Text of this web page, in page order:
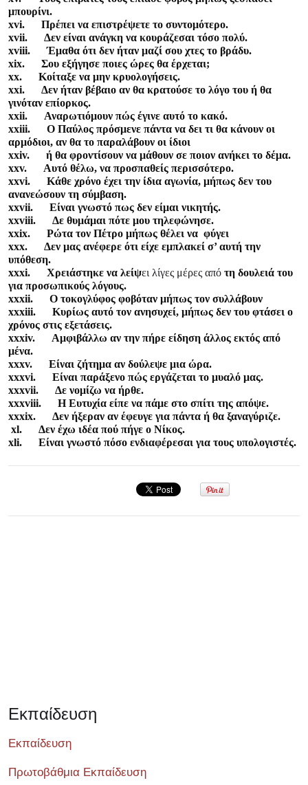
μπουρίνι.
xvi. Πρέπει να επιστρέψετε το συντομότερο.
xvii. Δεν είναι ανάγκη να κουράζεσαι τόσο πολύ.
xviii. Έμαθα ότι δεν ήταν μαζί σου χτες το βράδυ.
xix. Σου εξήγησε ποιες ώρες θα έρχεται;
xx. Κοίταξε να μην κρυολογήσεις.
xxi. Δεν ήταν βέβαιο αν θα κρατούσε το λόγο του ή θα
γινόταν επίορκος.
xxii. Αναρωτιόμουν πώς έγινε αυτό το κακό.
xxiii. Ο Παύλος πρόσμενε πάντα να δει τι θα κάνουν οι
αρμόδιοι, αν θα το παραλάβουν οι ίδιοι
xxiv. ή θα φροντίσουν να μάθουν σε ποιον ανήκει το δέμα.
xxv. Αυτό θέλω, να προσπαθείς περισσότερο.
xxvi. Κάθε χρόνο έχει την ίδια αγωνία, μήπως δεν του
ανανεώσουν τη σύμβαση.
xxvii. Είναι γνωστό πως δεν είμαι νικητής.
xxviii. Δε θυμάμαι πότε μου τηλεφώνησε.
xxix. Ρώτα τον Πέτρο μήπως θέλει να φύγει
xxx. Δεν μας ανέφερε ότι είχε εμπλακεί σ’ αυτή την
υπόθεση.
xxxi. Χρειάστηκε να λείψει λίγες μέρες από τη δουλειά του
για προσωπικούς λόγους.
xxxii. Ο τοκογλύφος φοβόταν μήπως τον συλλάβουν
xxxiii. Κυρίως αυτό τον ανησυχεί, μήπως δεν του φτάσει ο
χρόνος στις εξετάσεις.
xxxiv. Αμφιβάλλω αν την πήρε είδηση άλλος εκτός από
μένα.
xxxv. Είναι ζήτημα αν δούλεψε μια ώρα.
xxxvi. Είναι παράξενο πώς εργάζεται το μυαλό μας.
xxxvii. Δε νομίζω να ήρθε.
xxxviii. Η Ευτυχία είπε να πάμε στο σπίτι της απόψε.
xxxix. Δεν ήξεραν αν έφευγε για πάντα ή θα ξαναγύριζε.
xl. Δεν έχω ιδέα πού πήγε ο Νίκος.
xli. Είναι γνωστό πόσο ενδιαφέρεσαι για τους υπολογιστές.
Εκπαίδευση
Εκπαίδευση
Πρωτοβάθμια Εκπαίδευση